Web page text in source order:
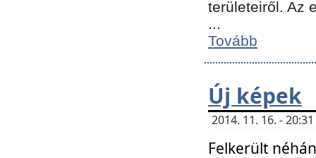
területeiről. Az
...
Tovább
Új képek
2014. 11. 16. -
Felkerült